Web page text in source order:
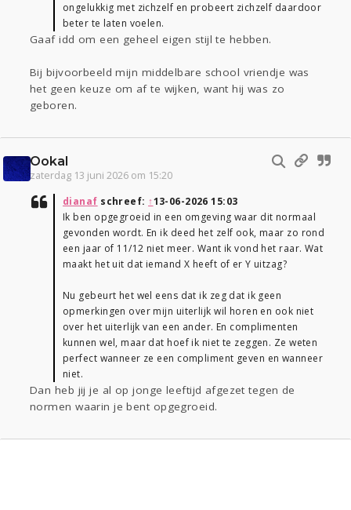
ongelukkig met zichzelf en probeert zichzelf daardoor
beter te laten voelen.
Gaaf idd om een geheel eigen stijl te hebben.
Bij bijvoorbeeld mijn middelbare school vriendje was
het geen keuze om af te wijken, want hij was zo
geboren.
Ookal
zaterdag 13 juni 2026 om 15:20
dianaf schreef: ↑13-06-2026 15:03
Ik ben opgegroeid in een omgeving waar dit normaal
gevonden wordt. En ik deed het zelf ook, maar zo rond
een jaar of 11/12 niet meer. Want ik vond het raar. Wat
maakt het uit dat iemand X heeft of er Y uitzag?
Nu gebeurt het wel eens dat ik zeg dat ik geen
opmerkingen over mijn uiterlijk wil horen en ook niet
over het uiterlijk van een ander. En complimenten
kunnen wel, maar dat hoef ik niet te zeggen. Ze weten
perfect wanneer ze een compliment geven en wanneer
niet.
Dan heb jij je al op jonge leeftijd afgezet tegen de
normen waarin je bent opgegroeid.